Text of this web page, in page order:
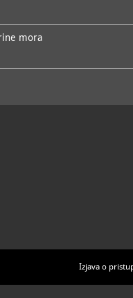
mora
Izjava o